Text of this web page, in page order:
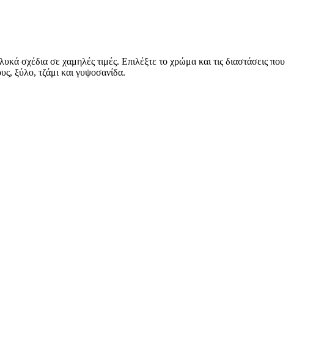
σχέδια σε χαμηλές τιμές. Επιλέξτε το χρώμα και τις διαστάσεις που
ξύλο, τζάμι και γυψοσανίδα.